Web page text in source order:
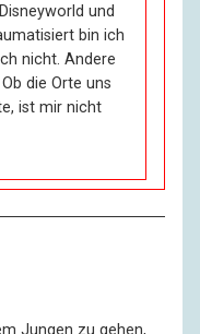
und
bin ich
nicht. Andere
die Orte uns
ist mir nicht
Jungen zu gehen,